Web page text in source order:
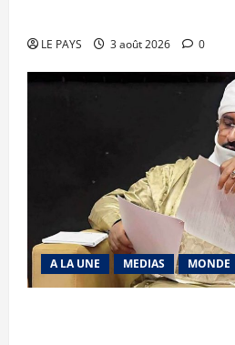
LE PAYS 3 août 2026 0
A LA UNE MEDIAS MONDE